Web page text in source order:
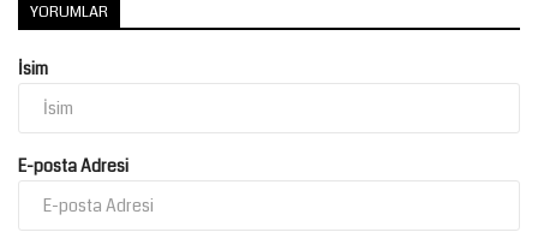
YORUMLAR
İsim
E-posta Adresi